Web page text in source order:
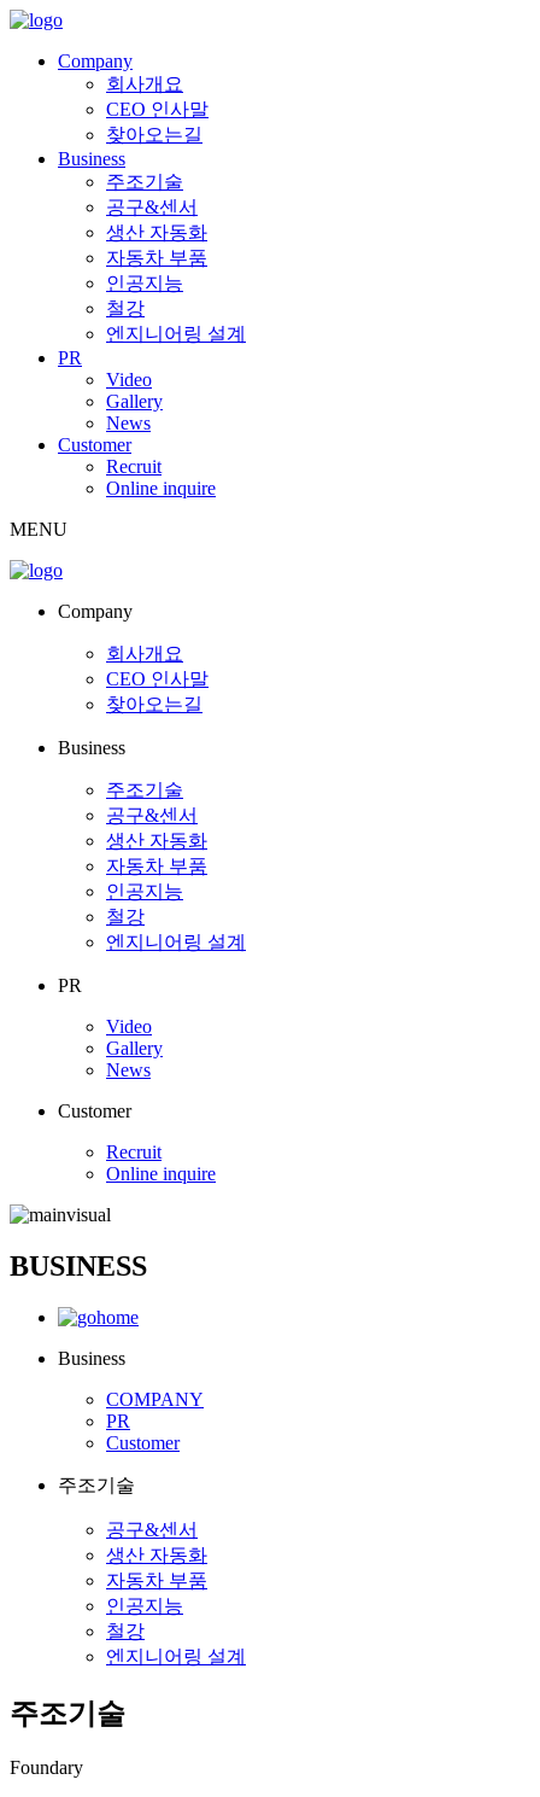
Company
회사개요
CEO 인사말
찾아오는길
Business
주조기술
공구&센서
생산 자동화
자동차 부품
인공지능
철강
엔지니어링 설계
PR
Video
Gallery
News
Customer
Recruit
Online inquire
MENU
Company
회사개요
CEO 인사말
찾아오는길
Business
주조기술
공구&센서
생산 자동화
자동차 부품
인공지능
철강
엔지니어링 설계
PR
Video
Gallery
News
Customer
Recruit
Online inquire
BUSINESS
Business
COMPANY
PR
Customer
주조기술
공구&센서
생산 자동화
자동차 부품
인공지능
철강
엔지니어링 설계
주조기술
Foundary